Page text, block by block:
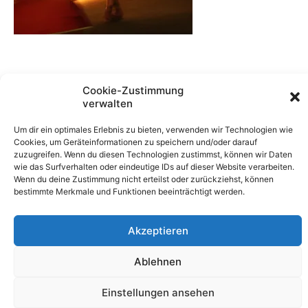
Cookie-Zustimmung
verwalten
Um dir ein optimales Erlebnis zu bieten, verwenden wir Technologien wie
Cookies, um Geräteinformationen zu speichern und/oder darauf
zuzugreifen. Wenn du diesen Technologien zustimmst, können wir Daten
wie das Surfverhalten oder eindeutige IDs auf dieser Website verarbeiten.
Wenn du deine Zustimmung nicht erteilst oder zurückziehst, können
bestimmte Merkmale und Funktionen beeinträchtigt werden.
Akzeptieren
Ablehnen
Einstellungen ansehen
von Tanja Feuerherz